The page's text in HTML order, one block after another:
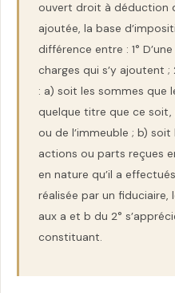
ouvert droit à déduction
ajoutée, la base
différence entre : 1°
charges qui s’y ajoutent ;
: a) soit les sommes que
quelque titre que ce soit,
ou de l’immeuble ; b)
actions ou parts reçues
en nature qu’il a
réalisée par un fiduciaire,
aux a et b du 2°
constituant.